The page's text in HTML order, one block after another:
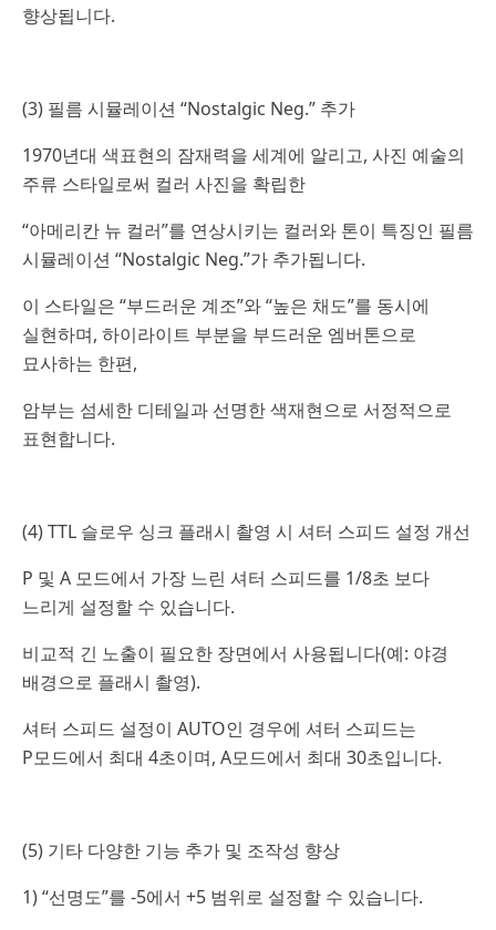
향상됩니다.
(3) 필름 시뮬레이션 “Nostalgic Neg.” 추가
1970년대 색표현의 잠재력을 세계에 알리고, 사진 예술의
주류 스타일로써 컬러 사진을 확립한
“아메리칸 뉴 컬러”를 연상시키는 컬러와 톤이 특징인 필름
시뮬레이션 “Nostalgic Neg.”가 추가됩니다.
이 스타일은 “부드러운 계조”와 “높은 채도”를 동시에
실현하며, 하이라이트 부분을 부드러운 엠버톤으로
묘사하는 한편,
암부는 섬세한 디테일과 선명한 색재현으로 서정적으로
표현합니다.
(4) TTL 슬로우 싱크 플래시 촬영 시 셔터 스피드 설정 개선
P 및 A 모드에서 가장 느린 셔터 스피드를 1/8초 보다
느리게 설정할 수 있습니다.
비교적 긴 노출이 필요한 장면에서 사용됩니다(예: 야경
배경으로 플래시 촬영).
셔터 스피드 설정이 AUTO인 경우에 셔터 스피드는
P모드에서 최대 4초이며, A모드에서 최대 30초입니다.
(5) 기타 다양한 기능 추가 및 조작성 향상
1) “선명도”를 -5에서 +5 범위로 설정할 수 있습니다.